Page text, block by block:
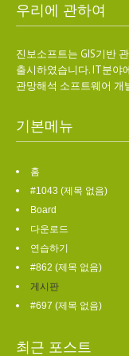
우리에 관하여
진보소프트는 GIS기반
출시하였습니다. IT분야
관망해석 소프트웨어 개
기본메뉴
홈
#1043 (제목 없음)
Board
다운로드
연습하기
#862 (제목 없음)
게시판
#697 (제목 없음)
최근 포스트